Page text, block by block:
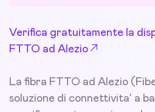
Verifica gratuitamente la
FTTO ad Alezio
La fibra FTTO ad Alezio
soluzione di connettivita' a